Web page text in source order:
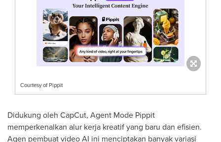
Courtesy of Pippit
Didukung oleh CapCut, Agent Mode Pippit
memperkenalkan alur kerja kreatif yang baru dan efisien.
Agen pembuat video AI ini menciptakan banyak variasi